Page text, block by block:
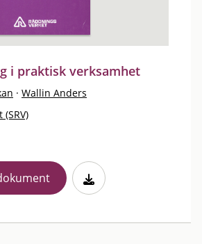
i praktisk verksamhet
· Wallin Anders